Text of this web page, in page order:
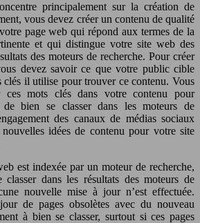
principalement sur la création de
vous devez créer un contenu de qualité
page web qui répond aux termes de la
et qui distingue votre site web des
des moteurs de recherche. Pour créer
devez savoir ce que votre public cible
clés il utilise pour trouver ce contenu. Vous
ces mots clés dans votre contenu pour
de bien se classer dans les moteurs de
des canaux de médias sociaux
idées de contenu pour votre site
est indexée par un moteur de recherche,
dans les résultats des moteurs de
nouvelle mise à jour n’est effectuée.
de pages obsolètes avec du nouveau
à bien se classer, surtout si ces pages